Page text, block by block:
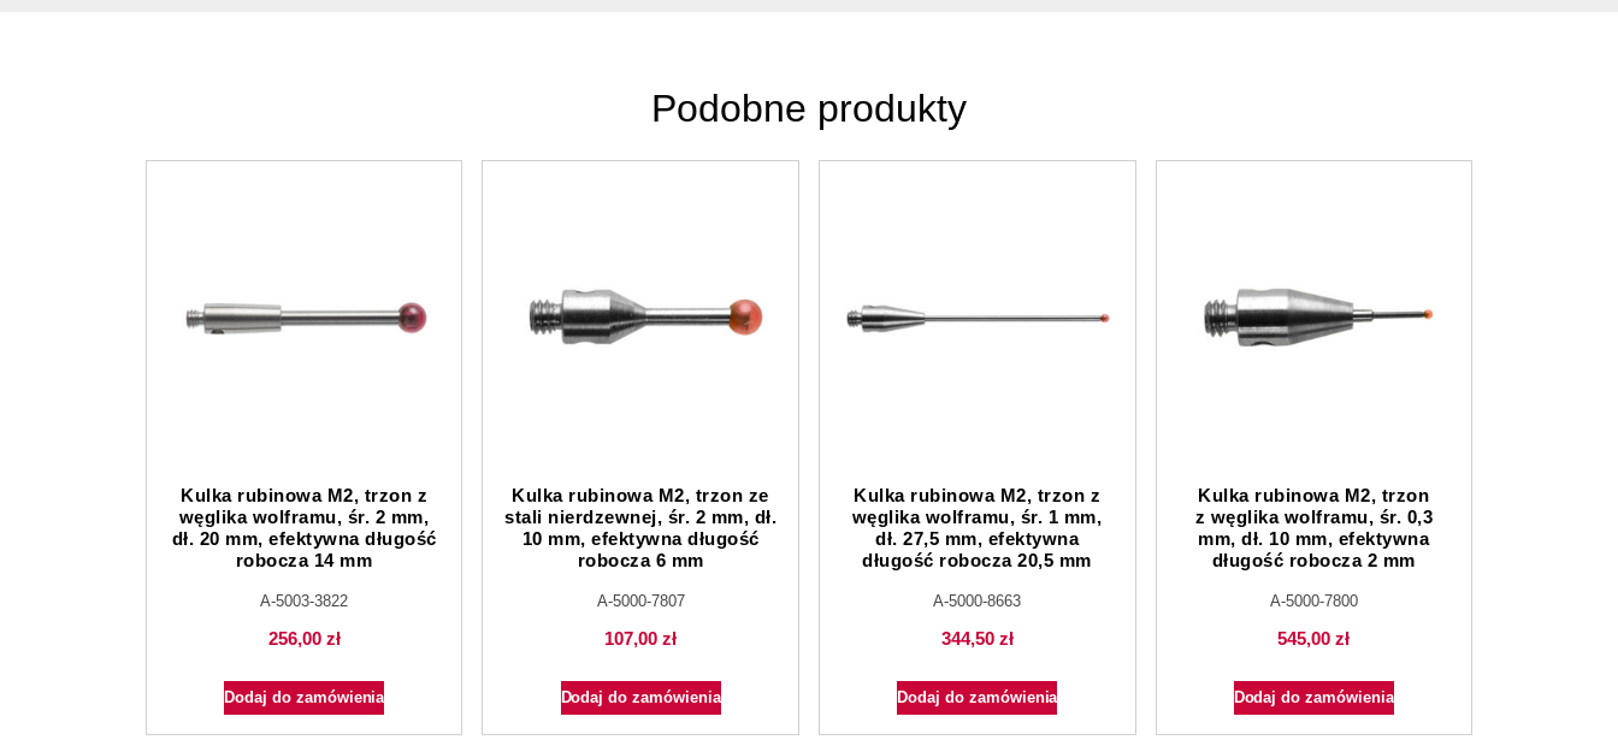
Podobne produkty
Kulka rubinowa M2, trzon z
węglika wolframu, śr. 2 mm,
dł. 20 mm, efektywna długość
robocza 14 mm
A-5003-3822
256,00 zł
Dodaj do zamówienia
Kulka rubinowa M2, trzon ze
stali nierdzewnej, śr. 2 mm, dł.
10 mm, efektywna długość
robocza 6 mm
A-5000-7807
107,00zł
Dodaj do zamówienia
Kulka rubinowa M2, trzon z
węglika wolframu, śr. 1 mm,
dł. 27,5 mm, efektywna
długość robocza 20,5 mm
A-5000-8663
344,50 zł
Dodaj do zamówienia
Kulka rubinowa M2, trzon
z węglika wolframu, śr. 0,3
mm, dł. 10 mm, efektywna
długość robocza 2 mm
A-5000-7800
545,00zł
Dodaj do zamówienia